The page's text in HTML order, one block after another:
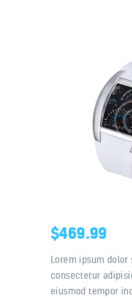
About us
Our benefits
Contacts
$469.99
Lorem ipsum dolor
consectetur
eiusmod tempor